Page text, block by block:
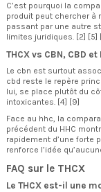
C’est pourquoi la
produit peut chercher à
passant par une autre
limites juridiques. [2] [5]
THCX vs CBN, CBD et
Le cbn est surtout
cbd reste le repère
lui, se place plutôt du
intoxicantes. [4] [9]
Face au hhc, la
précédent du HHC
rapidement d’une forte
renforce l’idée
FAQ sur le THCX
Le THCX est-il une